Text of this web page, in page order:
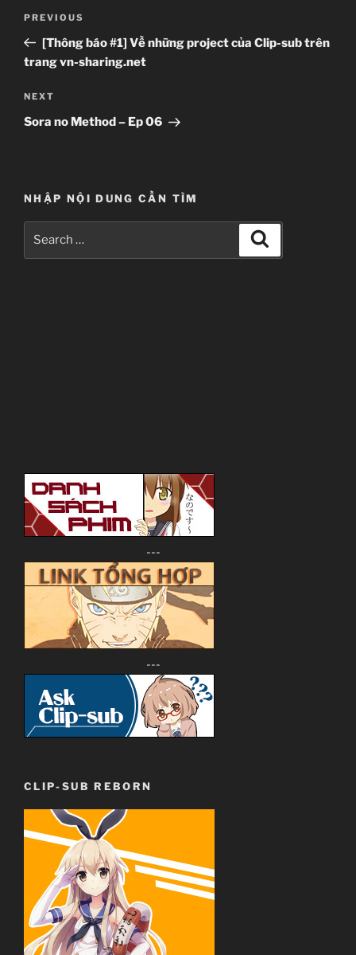
Previous
Post
PREVIOUS
[Thông báo #1] Về những project của Clip-sub trên
trang vn-sharing.net
Next
Post
NEXT
Sora no Method – Ep 06
NHẬP NỘI DUNG CẦN TÌM
---
---
CLIP-SUB REBORN